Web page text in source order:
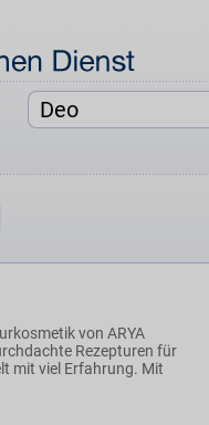
von ARYA
Rezepturen für
mit viel Erfahrung. Mit